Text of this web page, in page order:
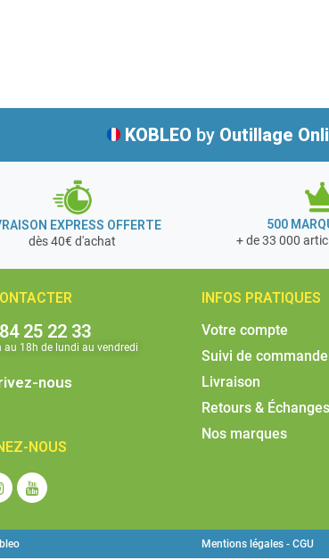
KOBLEO by Outillage
EXPRESS OFFERTE
dès 40€ d'achat
500
+ de 33 000
25 22 33
au 18h de lundi au vendredi​
nous
NOUS
INFOS PRATIQUES
Votre compte
Suivi de commande
Livraison
Retours & Échanges
Nos marques
Mentions légales - CGU